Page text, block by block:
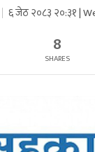
६ जेठ २०८३ २०:३१ |
8
SHARES